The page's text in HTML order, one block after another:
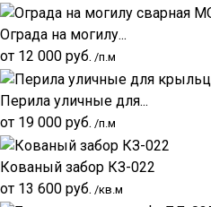
Ограда на могилу...
от 12 000 руб. /п.м
Перила уличные для...
от 19 000 руб. /п.м
Кованый забор КЗ-022
от 13 600 руб. /кв.м